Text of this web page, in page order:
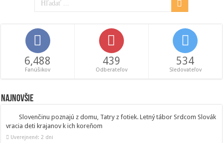
6,488
Fanúšikov
439
Odberateľov
534
Sledovateľov
Najnovšie
Slovenčinu poznajú z domu, Tatry z fotiek. Letný tábor Srdcom Slovák
vracia deti krajanov k ich koreňom
Uverejnené: 2 dni